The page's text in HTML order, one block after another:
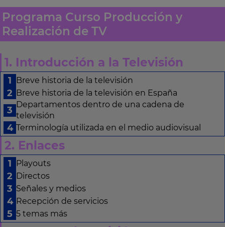
Programa Curso Producción y
Realización de TV
1. Introducción a la Televisión
Breve historia de la televisión
Breve historia de la televisión en España
Departamentos dentro de una cadena de
televisión
Terminología utilizada en el medio audiovisual
2. Enlaces
Playouts
Directos
Señales y medios
Recepción de servicios
5 temas más